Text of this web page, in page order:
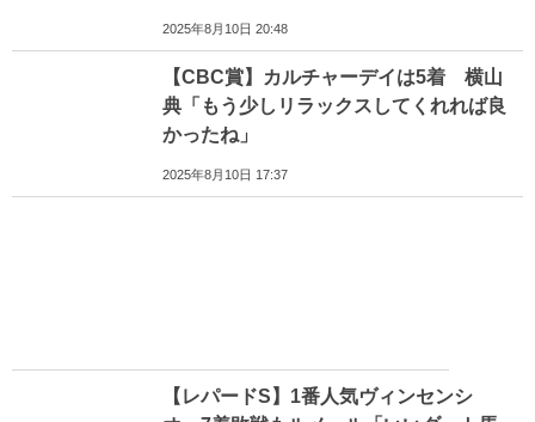
2025年8月10日 20:48
【CBC賞】カルチャーデイは5着 横山
典「もう少しリラックスしてくれれば良
かったね」
2025年8月10日 17:37
【レパードS】1番人気ヴィンセンシ